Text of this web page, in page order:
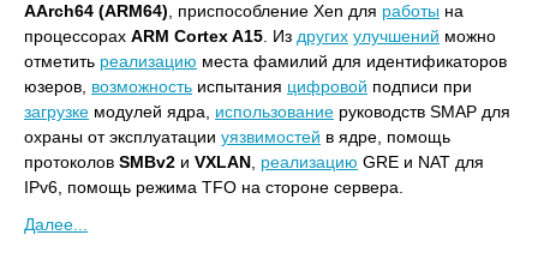
AArch64 (ARM64) , приспособление Xen для работы на
процессорах ARM Cortex A15 . Из других улучшений можно
отметить реализацию места фамилий для идентификаторов
юзеров, возможность испытания цифровой подписи при
загрузке модулей ядра, использование руководств SMAP для
охраны от эксплуатации уязвимостей в ядре, помощь
протоколов SMBv2 и VXLAN реализацию GRE и NAT для
IPv6, помощь режима TFO на стороне сервера.
Далее...